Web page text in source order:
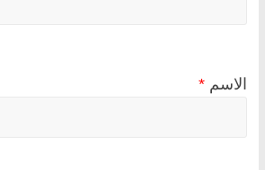
الاسم *